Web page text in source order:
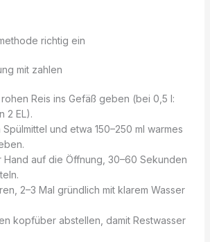
richtig ein
mit zahlen
rohen Reis ins Gefäß geben (bei 0,5 l:
2 EL).
und etwa 150–250 ml warmes
auf die Öffnung, 30–60 Sekunden
2–3 Mal gründlich mit klarem Wasser
kopfüber abstellen, damit Restwasser